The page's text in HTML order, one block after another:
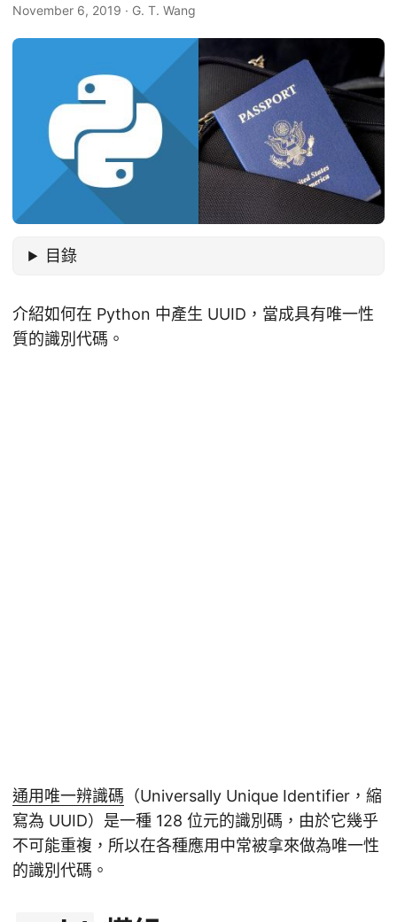
November 6, 2019 · G. T. Wang
目錄
介紹如何在 Python 中產生 UUID，當成具有唯一性
質的識別代碼。
通用唯一辨識碼 （Universally Unique Identifier，縮
寫為 UUID）是一種 128 位元的識別碼，由於它幾乎
不可能重複，所以在各種應用中常被拿來做為唯一性
的識別代碼。